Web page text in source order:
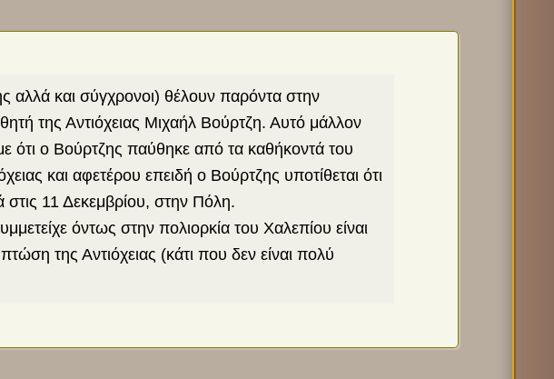
αλλά και σύγχρονοι) θέλουν παρόντα στην
της Αντιόχειας Μιχαήλ Βούρτζη. Αυτό μάλλον
ότι ο Βούρτζης παύθηκε από τα καθήκοντά του
και αφετέρου επειδή ο Βούρτζης υποτίθεται ότι
11 Δεκεμβρίου, στην Πόλη.
όντως στην πολιορκία του Χαλεπίου είναι
της Αντιόχειας (κάτι που δεν είναι πολύ